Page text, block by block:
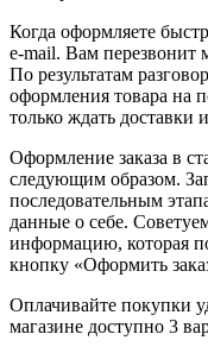
Когда оформляете
e-mail. Вам перезвонит
По результатам
оформления товара на
только ждать доставки
Оформление заказа в
следующим образом.
последовательным
данные о себе.
информацию, которая
кнопку «Оформить
Оплачивайте покупки
магазине доступно 3